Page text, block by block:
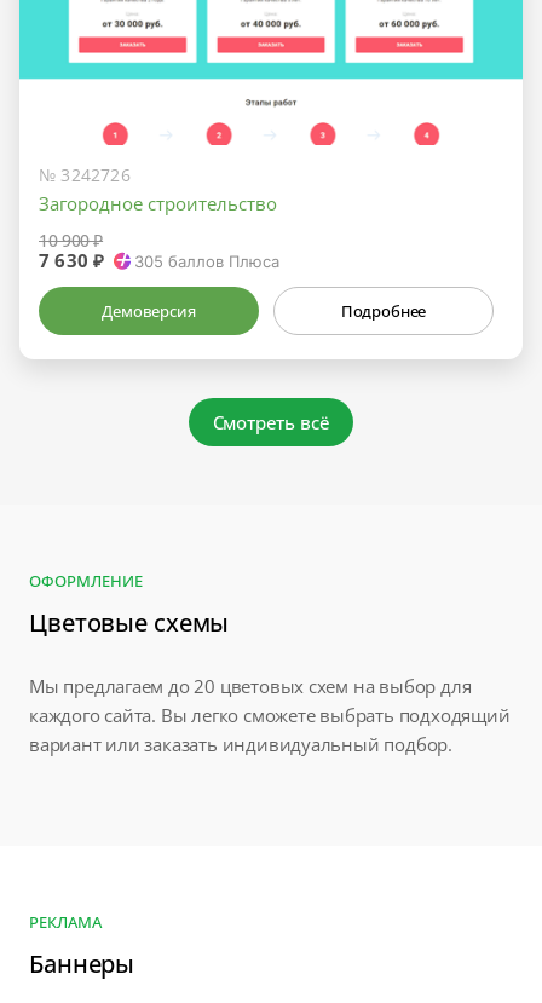
№ 3242726
Загородное строительство
10 900 ₽
7 630 ₽ 305 баллов Плюса
Демоверсия Подробнее
Смотреть всё
ОФОРМЛЕНИЕ
Цветовые схемы
Мы предлагаем до 20 цветовых схем на выбор для
каждого сайта. Вы легко сможете выбрать подходящий
вариант или заказать индивидуальный подбор.
РЕКЛАМА
Баннеры